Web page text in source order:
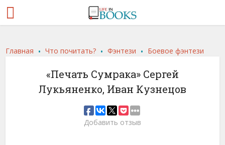
Главная .Что почитать? .Фэнтези . Боевое фэнтези
«Печать Сумрака» Сергей
Лукьяненко, Иван Кузнецов
Добавить отзыв